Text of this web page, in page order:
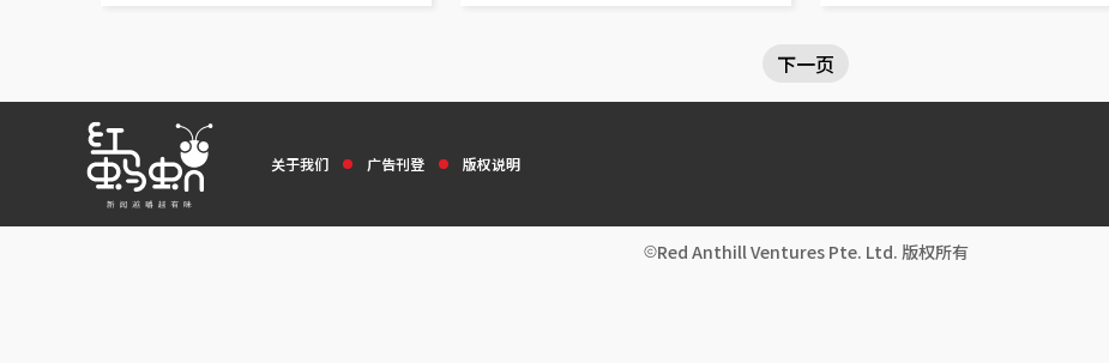
下一页
关于我们 广告刊登 版权说明
Red Anthill Ventures Pte. Ltd. 版权所有